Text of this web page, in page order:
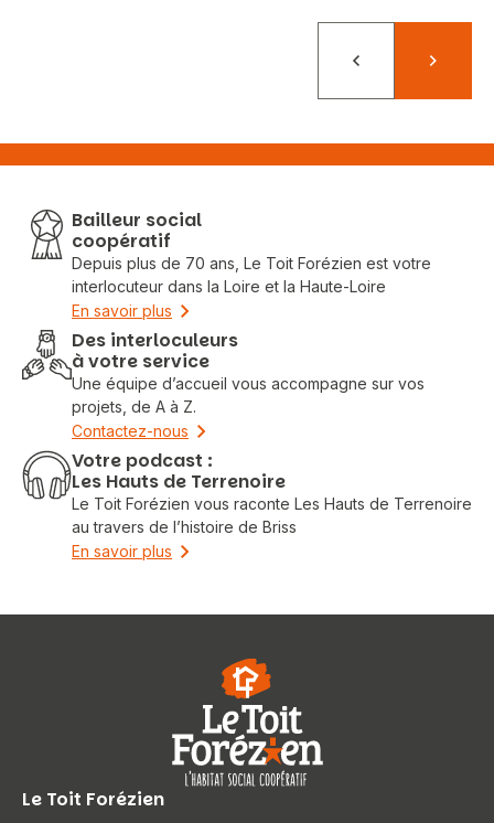
PrécédentSuivant
Bailleur social
coopératif
Depuis plus de 70 ans, Le Toit Forézien est votre
interlocuteur dans la Loire et la Haute-Loire
En savoir plus
Des interloculeurs
à votre service
Une équipe d’accueil vous accompagne sur vos
projets, de A à Z.
Contactez-nous
Votre podcast :
Les Hauts de Terrenoire
Le Toit Forézien vous raconte Les Hauts de Terrenoire
au travers de l’histoire de Briss
En savoir plus
Le Toit Forézien